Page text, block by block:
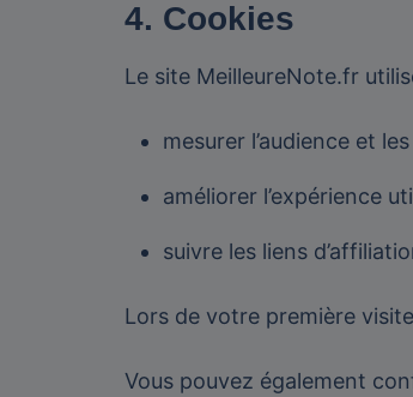
4. Cookies
Le site MeilleureNote.fr
mesurer l’audience et
améliorer l’expérience
suivre les liens
Lors de votre première
Vous pouvez également